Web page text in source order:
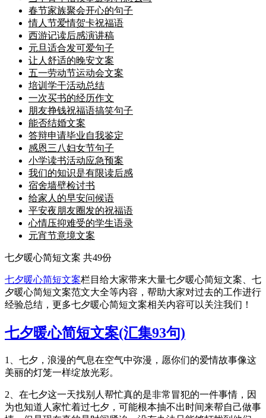
春节家族聚会开心的句子
情人节爱情贺卡祝福语
西游记读后感演讲稿
元旦适合发可爱句子
让人舒适的晚安文案
五一劳动节运动会文案
培训学干活动总结
一次买书的经历作文
朋友挣钱祝福语搞笑句子
能否结婚文案
答辩申请毕业自我鉴定
感恩三八妇女节句子
小学读书活动应急预案
我们的知识是有限读后感
宿舍墙壁检讨书
给家人的早安问候语
平安夜朋友圈发的祝福语
心情压抑难受的学生语录
元宵节意境文案
七夕暖心简短文案 共49份
七夕暖心简短文案栏目给大家带来大量七夕暖心简短文案、七
夕暖心简短文案范文大全等内容，帮助大家对过去的工作进行
经验总结，更多七夕暖心简短文案相关内容可以关注我们！
七夕暖心简短文案(汇集93句)
1、七夕，浪漫的气息在空气中弥漫，愿你们的爱情故事像这
美丽的灯笼一样绽放光彩。
2、在七夕这一天找别人帮忙真的是非常冒犯的一件事情，因
为也知道人家忙着过七夕，可能根本抽不出时间来帮自己做事